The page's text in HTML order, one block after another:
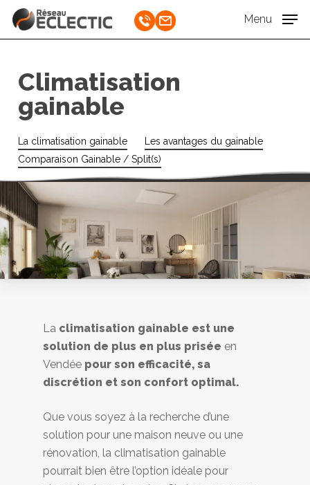
Skip
Menu
Climatisation
gainable
La climatisation gainable
Les avantages du gainable
Comparaison Gainable / Split(s)
La climatisation gainable est une
solution de plus en plus prisée en
Vendée pour son efficacité, sa
discrétion et son confort optimal.
Que vous soyez à la recherche d’une
solution pour une maison neuve ou une
rénovation, la climatisation gainable
pourrait bien être l’option idéale pour
Close